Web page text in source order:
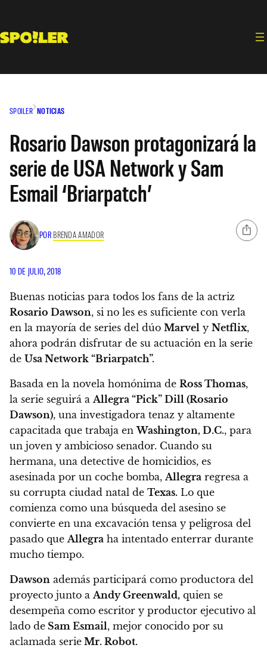
contenido
SPOILER NOTICIAS
Rosario Dawson protagonizará la
serie de USA Network y Sam
Esmail ‘Briarpatch’
POR BRENDA AMADOR
10 DE JULIO, 2018
Buenas noticias para todos los fans de la actriz
Rosario Dawson, si no les es suficiente con verla
en la mayoría de series del dúo Marvel y Netflix,
ahora podrán disfrutar de su actuación en la serie
de Usa Network “Briarpatch”.
Basada en la novela homónima de Ross Thomas,
la serie seguirá aAllegra “Pick” Dill (Rosario
Dawson), una investigadora tenaz y altamente
capacitada que trabaja enWashington, D.C., para
un joven y ambicioso senador. Cuando su
hermana, una detective de homicidios, es
asesinada por un coche bomba,Allegra regresa a
su corrupta ciudad natal de Texas. Lo que
comienza como una búsqueda del asesino se
convierte en una excavación tensa y peligrosa del
pasado queAllegra ha intentado enterrar durante
mucho tiempo.
Dawson además participará como productora del
proyecto junto aAndy Greenwald, quien se
desempeña como escritor y productor ejecutivo al
lado de Sam Esmail, mejor conocido por su
aclamada serie Mr. Robot.